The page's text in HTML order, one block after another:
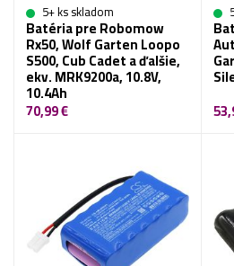
5+ ks skladom
Batéria pre Robomow
Rx50, Wolf Garten Loopo
S500, Cub Cadet a ďalšie,
ekv. MRK9200a, 10.8V,
10.4Ah
70,99 €